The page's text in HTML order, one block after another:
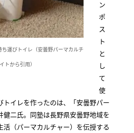
運びトイレ（安曇野パーマカルチ
トから引用）
ン
ポ
ス
ト
と
し
て
使
トイレを作ったのは、「安曇野パー
健二氏。同塾は長野県安曇野地域を
（パーマカルチャー）を伝授する